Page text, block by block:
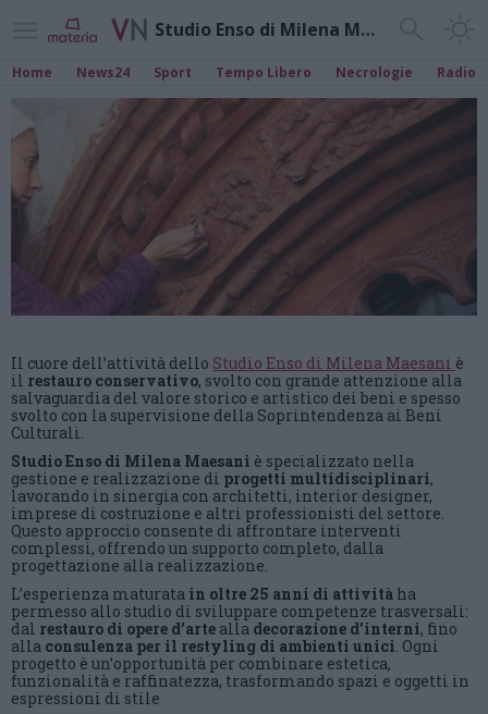
Studio Enso di Milena Maesani
Home News24 Sport Tempo Libero Necrologie Radio
Il cuore dell’attività dello Studio Enso di Milena Maesani è
il restauro conservativo, svolto con grande attenzione alla
salvaguardia del valore storico e artistico dei beni e spesso
svolto con la supervisione della Soprintendenza ai Beni
Culturali.
Studio Enso di Milena Maesani è specializzato nella
gestione e realizzazione di progetti multidisciplinari,
lavorando in sinergia con architetti, interior designer,
imprese di costruzione e altri professionisti del settore.
Questo approccio consente di affrontare interventi
complessi, offrendo un supporto completo, dalla
progettazione alla realizzazione.
L’esperienza maturata in oltre 25 anni di attività ha
permesso allo studio di sviluppare competenze trasversali:
dal restauro di opere d’arte alla decorazione d’interni, fino
alla consulenza per il restyling di ambienti unici . Ogni
progetto è un’opportunità per combinare estetica,
funzionalità e raffinatezza, trasformando spazi e oggetti in
espressioni di stile